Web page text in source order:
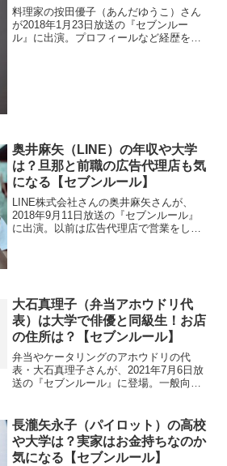
料理家の按田優子（あんだゆうこ）さん
が2018年1月23日放送の『セブンルー
ル』に出演。プロフィールなど経歴を調
奥井麻矢（LINE）の年収や大学
は？旦那と前職の広告代理店も気
になる【セブンルール】
LINE株式会社さんの奥井麻矢さんが、
2018年9月11日放送の『セブンルール』
に出演。以前は広告代理店で営業をして
大石真理子（弁当アホウドリ代
表）は大学で俳優と同級生！お店
の住所は？【セブンルール】
弁当やケータリングのアホウドリの代
表・大石真理子さんが、2021年7月6日放
送の『セブンルール』に登場。一般向け
長瀧矢永子（パイロット）の高校
や大学は？実家はお金持ちなのか
気になる【セブンルール】